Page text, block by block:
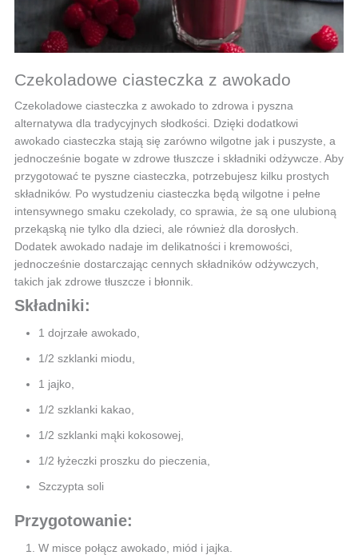
Czekoladowe ciasteczka z awokado
Czekoladowe ciasteczka z awokado to zdrowa i pyszna
alternatywa dla tradycyjnych słodkości. Dzięki dodatkowi
awokado ciasteczka stają się zarówno wilgotne jak i puszyste, a
jednocześnie bogate w zdrowe tłuszcze i składniki odżywcze. Aby
przygotować te pyszne ciasteczka, potrzebujesz kilku prostych
składników. Po wystudzeniu ciasteczka będą wilgotne i pełne
intensywnego smaku czekolady, co sprawia, że są one ulubioną
przekąską nie tylko dla dzieci, ale również dla dorosłych.
Dodatek awokado nadaje im delikatności i kremowości,
jednocześnie dostarczając cennych składników odżywczych,
takich jak zdrowe tłuszcze i błonnik.
Składniki:
1 dojrzałe awokado,
1/2 szklanki miodu,
1 jajko,
1/2 szklanki kakao,
1/2 szklanki mąki kokosowej,
1/2 łyżeczki proszku do pieczenia,
Szczypta soli
Przygotowanie:
W misce połącz awokado, miód i jajka.